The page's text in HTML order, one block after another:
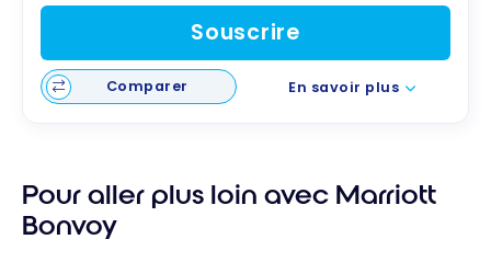
Souscrire
Comparer En savoir plus
Pour aller plus loin avec Marriott
Bonvoy